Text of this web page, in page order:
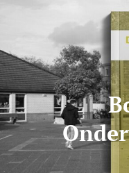
Kim Castenmiller